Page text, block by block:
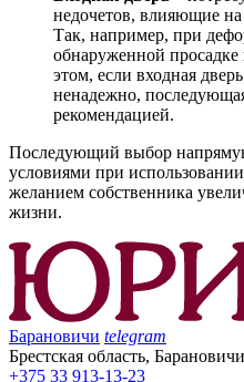
недочетов, влияющие
Так, например, при
обнаруженной
этом, если входная
ненадежно,
рекомендацией.
Последующий выбор
условиями при
желанием собственника
жизни.
Барановичи telegram
Брестская область,
+375 33 913-13-23